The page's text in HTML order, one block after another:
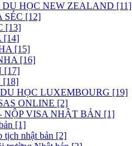
DU HỌC NEW ZEALAND [11]
SÉC [12]
[13]
[14]
[15]
[16]
[17]
[18]
HỌC LUXEMBOURG [19]
ONLINE [2]
VISA NHẬT BẢN [1]
[1]
tịch nhật bản [2]